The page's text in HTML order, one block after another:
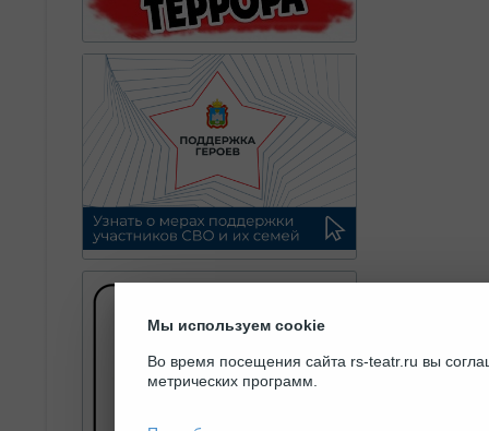
Мы используем cookie
Во время посещения сайта rs-teatr.ru вы
метрических программ.